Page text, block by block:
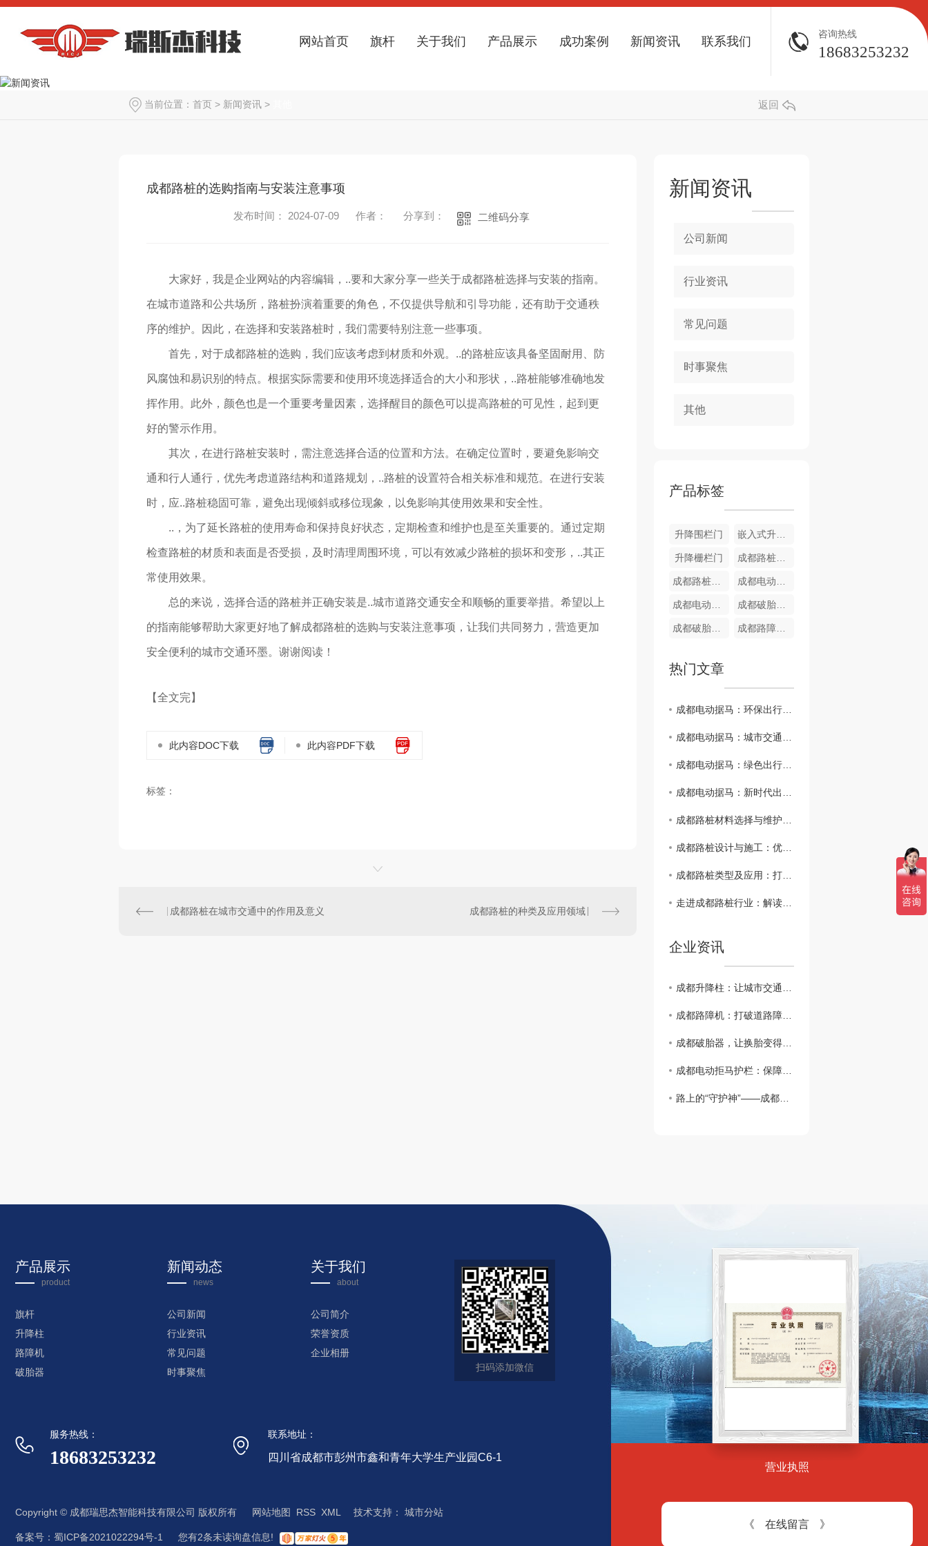
网站首页 旗杆 关于我们 产品展示 成功案例 新闻资讯 联系我们
咨询热线
18683253232
当前位置： 首页 > 新闻资讯 > 返回
成都路桩的选购指南与安装注意事项
发布时间： 2024-07-09 作者： 分享到： 二维码分享
大家好，我是企业网站的内容编辑，..要和大家分享一些关于成都路桩选择与安装的指南。
在城市道路和公共场所，路桩扮演着重要的角色，不仅提供导航和引导功能，还有助于交通秩
序的维护。因此，在选择和安装路桩时，我们需要特别注意一些事项。
首先，对于成都路桩的选购，我们应该考虑到材质和外观。..的路桩应该具备坚固耐用、防
风腐蚀和易识别的特点。根据实际需要和使用环境选择适合的大小和形状，..路桩能够准确地发
挥作用。此外，颜色也是一个重要考量因素，选择醒目的颜色可以提高路桩的可见性，起到更
好的警示作用。
其次，在进行路桩安装时，需注意选择合适的位置和方法。在确定位置时，要避免影响交
通和行人通行，优先考虑道路结构和道路规划，..路桩的设置符合相关标准和规范。在进行安装
时，应..路桩稳固可靠，避免出现倾斜或移位现象，以免影响其使用效果和安全性。
..，为了延长路桩的使用寿命和保持良好状态，定期检查和维护也是至关重要的。通过定期
检查路桩的材质和表面是否受损，及时清理周围环境，可以有效减少路桩的损坏和变形，..其正
常使用效果。
总的来说，选择合适的路桩并正确安装是..城市道路交通安全和顺畅的重要举措。希望以上
的指南能够帮助大家更好地了解成都路桩的选购与安装注意事项，让我们共同努力，营造更加
安全便利的城市交通环墨。谢谢阅读！
【全文完】
此内容DOC下载 此内容PDF下载
标签：
成都路桩在城市交通中的作用及意义 成都路桩的种类及应用领域
新闻资讯
公司新闻
行业资讯
常见问题
时事聚焦
其他
产品标签
升降围栏门 嵌入式升降栅栏门
升降栅栏门 成都路桩销售
成都路桩厂家 成都电动据马生产
成都电动据马厂家 成都破胎器厂家
成都破胎器制造 成都路障机制造
热门文章
成都电动据马：环保出行新时尚
成都电动据马：城市交通智能未来
成都电动据马：绿色出行新选择
成都电动据马：新时代出行革命..者
成都路桩材料选择与维护：延长道路使用寿命
成都路桩设计与施工：优化城市道路管理方式
成都路桩类型及应用：打造智慧交通新生态
走进成都路桩行业：解读城市基础设施建设
企业资讯
成都升降柱：让城市交通更智能
成都路障机：打破道路障碍，保障出行安全！
成都破胎器，让换胎变得简单易行
成都电动拒马护栏：保障道路交通安全
路上的“守护神”——成都路桩
产品展示
product
旗杆
升降柱
路障机
破胎器
新闻动态
news
公司新闻
行业资讯
常见问题
时事聚焦
关于我们
about
公司简介
荣誉资质
企业相册
扫码添加微信
服务热线：
18683253232
联系地址：
四川省成都市彭州市鑫和青年大学生产业园C6-1
Copyright © 成都瑞思杰智能科技有限公司 版权所有 网站地图 RSS XML 技术支持： 城市分站
城市分站
备案号： 蜀ICP备2021022294号-1 您有2条未读询盘信息!
营业执照
在线留言